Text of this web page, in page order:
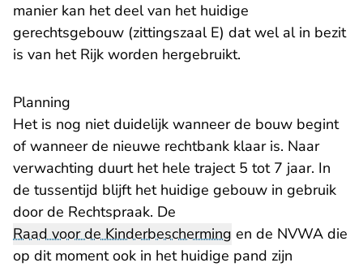
manier kan het deel van het huidige
gerechtsgebouw (zittingszaal E) dat wel al in bezit
is van het Rijk worden hergebruikt.
Planning
Het is nog niet duidelijk wanneer de bouw begint
of wanneer de nieuwe rechtbank klaar is. Naar
verwachting duurt het hele traject 5 tot 7 jaar. In
de tussentijd blijft het huidige gebouw in gebruik
door de Rechtspraak. De
Raad voor de Kinderbescherming en de NVWA die
op dit moment ook in het huidige pand zijn